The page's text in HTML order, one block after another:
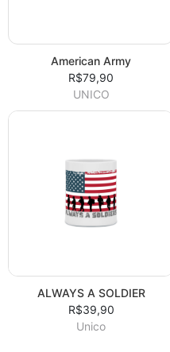
American Army
R$79,90
UNICO
ALWAYS A SOLDIER
R$39,90
Unico